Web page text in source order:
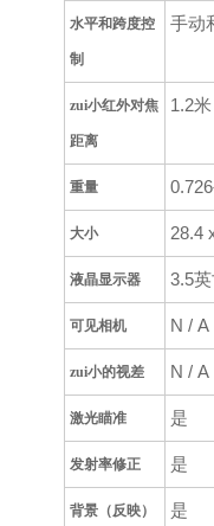
水平和跨度控
制
手动
zui小红外对焦
距离
1.2
重量 0.726
大小 28.4
液晶显示器 3.5英
可见相机 N / A
zui小的视差 N / A
激光瞄准 是
发射率修正 是
背景（反映） 是